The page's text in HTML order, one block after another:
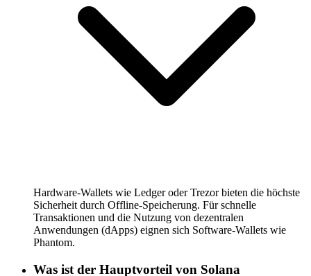
Hardware-Wallets wie Ledger oder Trezor bieten die höchste
Sicherheit durch Offline-Speicherung. Für schnelle
Transaktionen und die Nutzung von dezentralen
Anwendungen (dApps) eignen sich Software-Wallets wie
Phantom.
Was ist der Hauptvorteil von Solana